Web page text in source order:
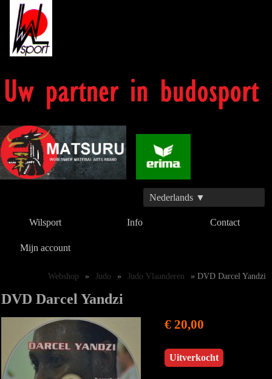
Nederlands ▼
Wilsport Info Contact
Mijn account
Webshop » Judo » Judo Vlaanderen » DVD Darcel Yandzi
DVD Darcel Yandzi
€ 20,00
Uitverkocht